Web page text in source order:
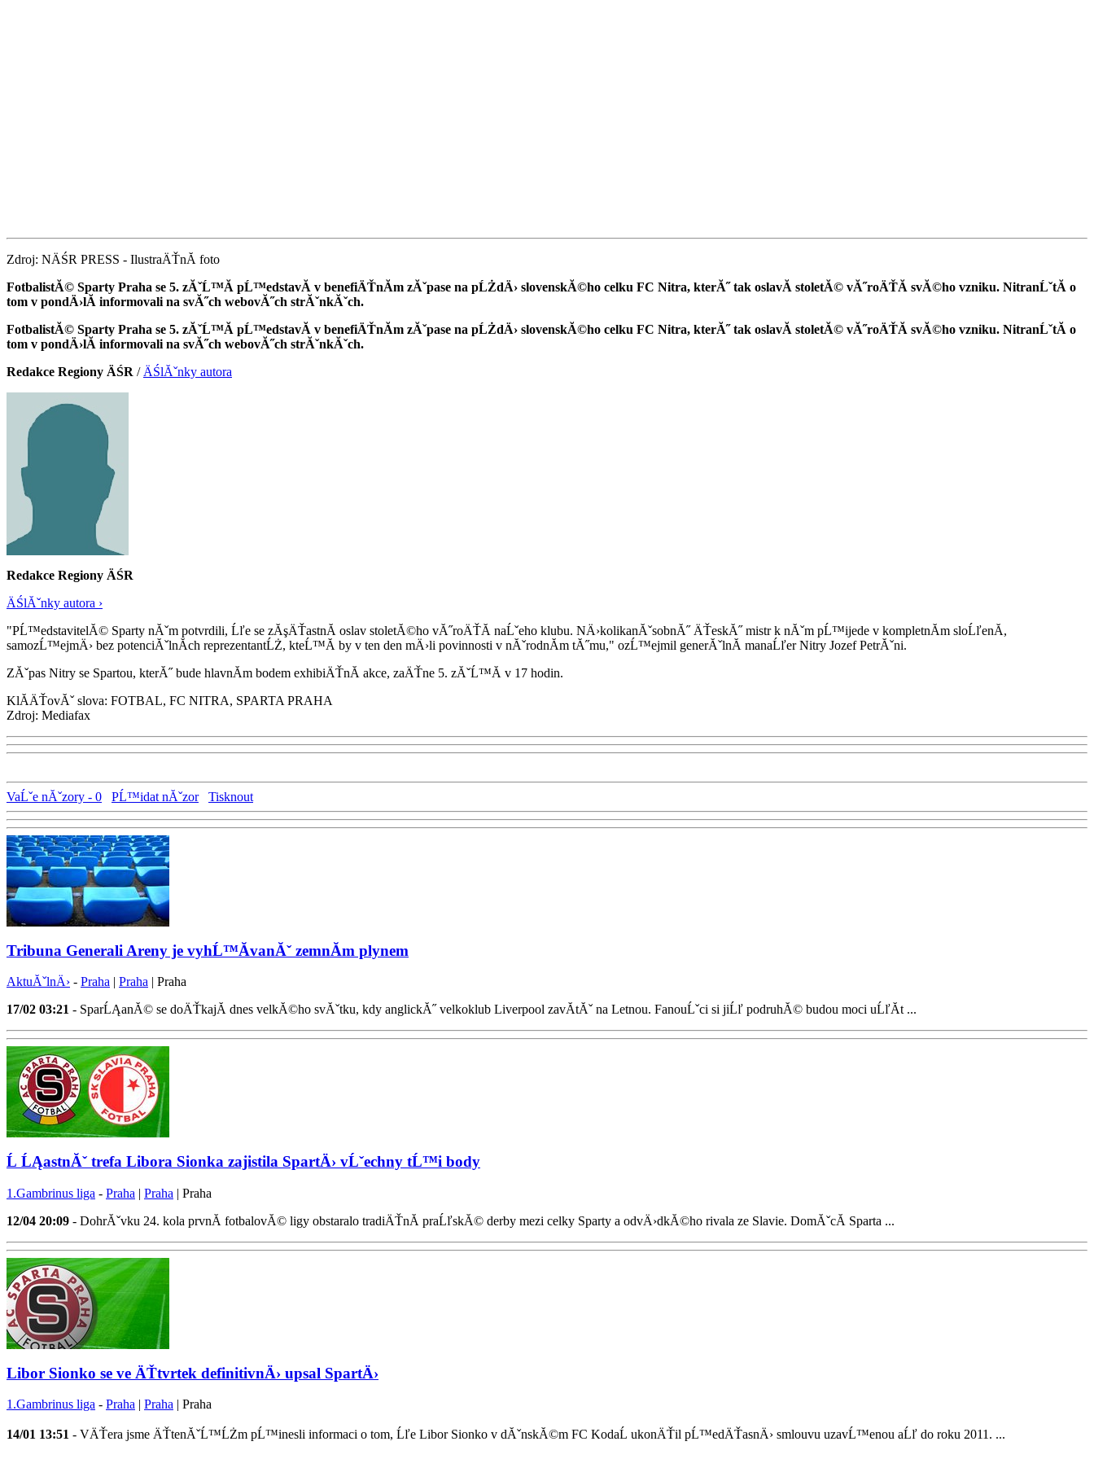
Zdroj: NÄŚR PRESS - IlustraÄŤnĂ­ foto
FotbalistĂ© Sparty Praha se 5. zĂˇĹ™Ă­ pĹ™edstavĂ­ v benefiÄŤnĂ­m zĂˇpase na pĹŻdÄ› slovenskĂ©ho celku FC Nitra, kterĂ˝ tak oslavĂ­ stoletĂ© vĂ˝roÄŤĂ­ svĂ©ho vzniku. NitranĹˇtĂ­ o
tom v pondÄ›lĂ­ informovali na svĂ˝ch webovĂ˝ch strĂˇnkĂˇch.
FotbalistĂ© Sparty Praha se 5. zĂˇĹ™Ă­ pĹ™edstavĂ­ v benefiÄŤnĂ­m zĂˇpase na pĹŻdÄ› slovenskĂ©ho celku FC Nitra, kterĂ˝ tak oslavĂ­ stoletĂ© vĂ˝roÄŤĂ­ svĂ©ho vzniku. NitranĹˇtĂ­ o
tom v pondÄ›lĂ­ informovali na svĂ˝ch webovĂ˝ch strĂˇnkĂˇch.
Redakce Regiony ÄŚR / ÄŚlĂˇnky autora
Redakce Regiony ÄŚR
ÄŚlĂˇnky autora ›
"PĹ™edstavitelĂ© Sparty nĂˇm potvrdili, Ĺľe se zĂşÄŤastnĂ­ oslav stoletĂ©ho vĂ˝roÄŤĂ­ naĹˇeho klubu. NÄ›kolikanĂˇsobnĂ˝ ÄŤeskĂ˝ mistr k nĂˇm pĹ™ijede v kompletnĂ­m sloĹľenĂ­,
samozĹ™ejmÄ› bez potenciĂˇlnĂ­ch reprezentantĹŻ, kteĹ™Ă­ by v ten den mÄ›li povinnosti v nĂˇrodnĂ­m tĂ˝mu," ozĹ™ejmil generĂˇlnĂ­ manaĹľer Nitry Jozef PetrĂˇni.
ZĂˇpas Nitry se Spartou, kterĂ˝ bude hlavnĂ­m bodem exhibiÄŤnĂ­ akce, zaÄŤne 5. zĂˇĹ™Ă­ v 17 hodin.
KlĂ­ÄŤovĂˇ slova: FOTBAL, FC NITRA, SPARTA PRAHA
Zdroj: Mediafax
VaĹˇe nĂˇzory - 0 PĹ™idat nĂˇzor Tisknout
Tribuna Generali Areny je vyhĹ™Ă­vanĂˇ zemnĂ­m plynem
AktuĂˇlnÄ› - Praha | Praha | Praha
17/02 03:21 - SparĹĄanĂ© se doÄŤkajĂ­ dnes velkĂ©ho svĂˇtku, kdy anglickĂ˝ velkoklub Liverpool zavĂ­tĂˇ na Letnou. FanouĹˇci si jiĹľ podruhĂ© budou moci uĹľĂ­t ...
Ĺ ĹĄastnĂˇ trefa Libora Sionka zajistila SpartÄ› vĹˇechny tĹ™i body
1.Gambrinus liga - Praha | Praha | Praha
12/04 20:09 - DohrĂˇvku 24. kola prvnĂ­ fotbalovĂ© ligy obstaralo tradiÄŤnĂ­ praĹľskĂ© derby mezi celky Sparty a odvÄ›dkĂ©ho rivala ze Slavie. DomĂˇcĂ­ Sparta ...
Libor Sionko se ve ÄŤtvrtek definitivnÄ› upsal SpartÄ›
1.Gambrinus liga - Praha | Praha | Praha
14/01 13:51 - VÄŤera jsme ÄŤtenĂˇĹ™ĹŻm pĹ™inesli informaci o tom, Ĺľe Libor Sionko v dĂˇnskĂ©m FC KodaĹ ukonÄŤil pĹ™edÄŤasnÄ› smlouvu uzavĹ™enou aĹľ do roku 2011. ...